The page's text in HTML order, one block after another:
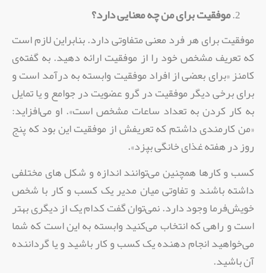
موفقیت برای من چه معنایی دارد؟
موفقیت برای هر فرد معنی متفاوتی دارد. بنابراین لازم است
که تعریف مشخص خود را از موفقیت ارائه دهید. به گفته‌ی
کامنز «برای بعضی از افراد موفقیت وابسته به درآمد است و
برای برخی دیگر موفقیت در گرو عضویت در جوامع و یا تمایل
به کار کردن به تعداد ساعات مشخص است». او می‌افزاید:
«من کارمندی داشتم که تعریفش از موفقیت این بود که پنج
روز در هفته غذای خانگی بپزد».
کسب و کارها همچنین می‌توانند اندازه و شکل های مختلفی
داشته باشند و تفاوتی میان مدیر یک کسب و کار با شخص
خویش‌فرما وجود دارد. نمی‌توان گفت کدام یک از دیگری بهتر
است و راهی که انتخاب می‌کنید وابسته به این است که شما
می‌خواهید انجام دهنده یک کسب و کار باشید و یا گرداننده
آن باشید.